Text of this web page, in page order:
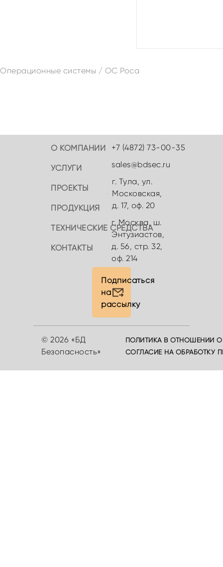
Операционные системы / ОС Роса
О КОМПАНИИ
УСЛУГИ
ПРОЕКТЫ
ПРОДУКЦИЯ
ТЕХНИЧЕСКИЕ СРЕДСТВА
КОНТАКТЫ
+7 (4872) 73-00-35
sales@bdsec.ru
г. Тула, ул.
Московская,
д. 17, оф. 20
г. Москва, ш.
Энтузиастов,
д. 56, стр. 32,
оф. 214
Подписаться
на
рассылку
© 2026 «БД
Безопасность»
ПОЛИТИКА В ОТНОШЕНИИ
СОГЛАСИЕ НА ОБРАБОТКУ